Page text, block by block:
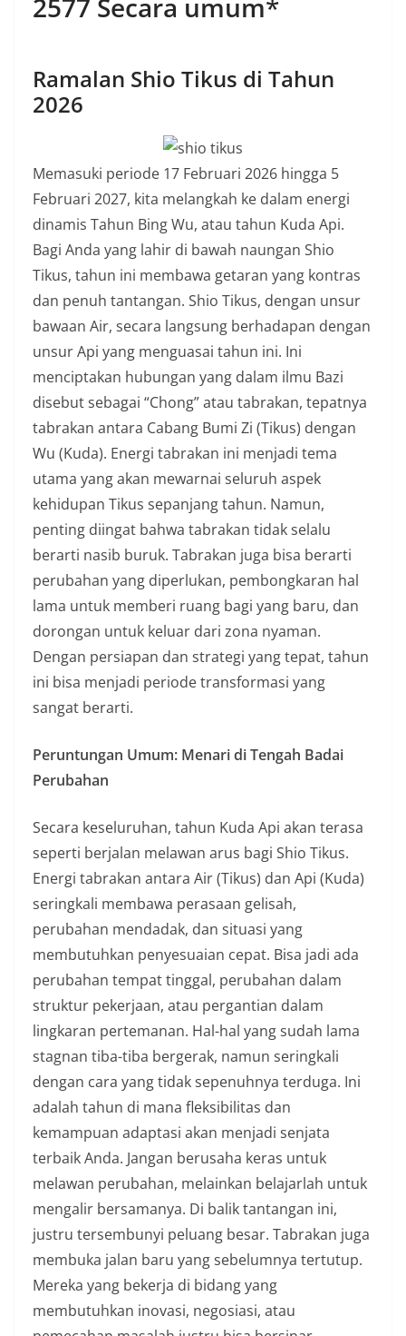
2577 Secara umum*
Ramalan Shio Tikus di Tahun
2026
Memasuki periode 17 Februari 2026 hingga 5
Februari 2027, kita melangkah ke dalam energi
dinamis Tahun Bing Wu, atau tahun Kuda Api.
Bagi Anda yang lahir di bawah naungan Shio
Tikus, tahun ini membawa getaran yang kontras
dan penuh tantangan. Shio Tikus, dengan unsur
bawaan Air, secara langsung berhadapan dengan
unsur Api yang menguasai tahun ini. Ini
menciptakan hubungan yang dalam ilmu Bazi
disebut sebagai “Chong” atau tabrakan, tepatnya
tabrakan antara Cabang Bumi Zi (Tikus) dengan
Wu (Kuda). Energi tabrakan ini menjadi tema
utama yang akan mewarnai seluruh aspek
kehidupan Tikus sepanjang tahun. Namun,
penting diingat bahwa tabrakan tidak selalu
berarti nasib buruk. Tabrakan juga bisa berarti
perubahan yang diperlukan, pembongkaran hal
lama untuk memberi ruang bagi yang baru, dan
dorongan untuk keluar dari zona nyaman.
Dengan persiapan dan strategi yang tepat, tahun
ini bisa menjadi periode transformasi yang
sangat berarti.
Peruntungan Umum: Menari di Tengah Badai
Perubahan
Secara keseluruhan, tahun Kuda Api akan terasa
seperti berjalan melawan arus bagi Shio Tikus.
Energi tabrakan antara Air (Tikus) dan Api (Kuda)
seringkali membawa perasaan gelisah,
perubahan mendadak, dan situasi yang
membutuhkan penyesuaian cepat. Bisa jadi ada
perubahan tempat tinggal, perubahan dalam
struktur pekerjaan, atau pergantian dalam
lingkaran pertemanan. Hal-hal yang sudah lama
stagnan tiba-tiba bergerak, namun seringkali
dengan cara yang tidak sepenuhnya terduga. Ini
adalah tahun di mana fleksibilitas dan
kemampuan adaptasi akan menjadi senjata
terbaik Anda. Jangan berusaha keras untuk
melawan perubahan, melainkan belajarlah untuk
mengalir bersamanya. Di balik tantangan ini,
justru tersembunyi peluang besar. Tabrakan juga
membuka jalan baru yang sebelumnya tertutup.
Mereka yang bekerja di bidang yang
membutuhkan inovasi, negosiasi, atau